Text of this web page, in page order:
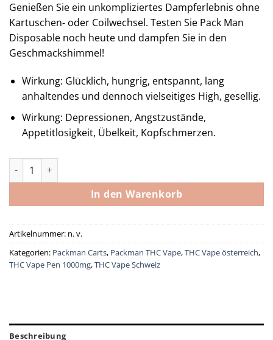
Genießen Sie ein unkompliziertes Dampferlebnis ohne
Kartuschen- oder Coilwechsel. Testen Sie Pack Man
Disposable noch heute und dampfen Sie in den
Geschmackshimmel!
Wirkung: Glücklich, hungrig, entspannt, lang
anhaltendes und dennoch vielseitiges High, gesellig.
Wirkung: Depressionen, Angstzustände,
Appetitlosigkeit, Übelkeit, Kopfschmerzen.
PackMan Mystery OG Menge
In den Warenkorb
Artikelnummer: n. v.
Kategorien: Packman Carts, Packman THC Vape,THC Vape österreich,
THC Vape Pen 1000mg,THC Vape Schweiz
Beschreibung